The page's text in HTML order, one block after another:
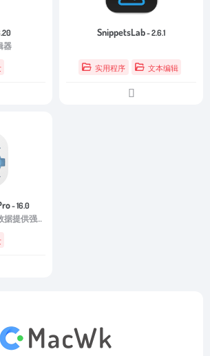
器
SnippetsLab- 2.6.1
实用程序 文本编辑
- 16.0
Valentina Studio 为您的数据提供强大的可视化编辑器